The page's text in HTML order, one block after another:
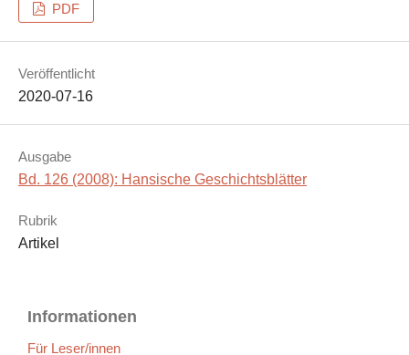
PDF
Veröffentlicht
2020-07-16
Ausgabe
Bd. 126 (2008): Hansische Geschichtsblätter
Rubrik
Artikel
Informationen
Für Leser/innen